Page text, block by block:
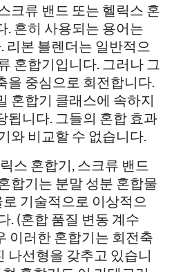
크류 밴드 또는 헬릭스 혼
. 흔히 사용되는 용어는
리본 블렌더는 일반적으
혼합기입니다. 그러나 그
을 중심으로 회전합니다.
혼합기 클래스에 속하지
됩니다. 그들의 혼합 효과
와 비교할 수 없습니다.
스 혼합기, 스크류 밴드
합기는 분말 성분 혼합물
기술적으로 이상적으
. (혼합 품질 변동 계수
이러한 혼합기는 회전축
나선형을 갖추고 있습니